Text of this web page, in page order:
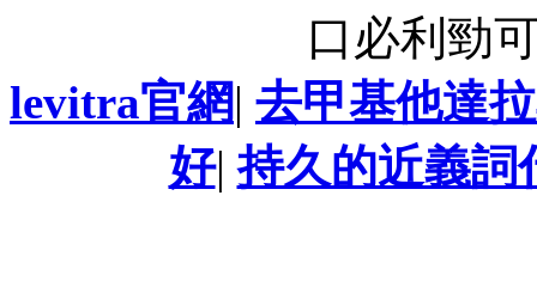
口必利勁
levitra官網| 去甲基他達
好|持久的近義詞